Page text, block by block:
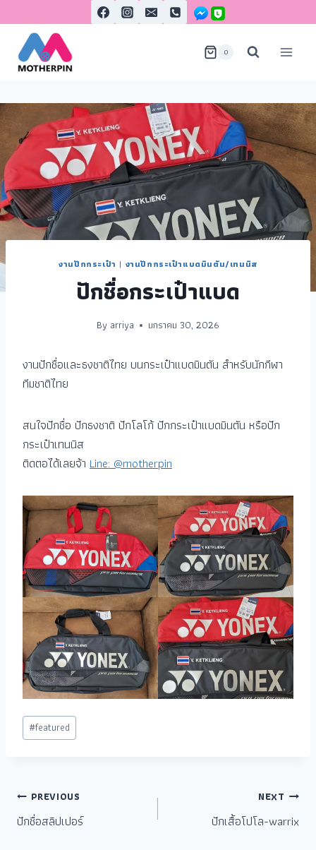
0
งานปักกระเป๋า | งานปักกระเป๋าแบดมินตัน/เทนนิส
ปักชื่อกระเป๋าแบด
By arriya มกราคม 30, 2026
งานปักชื่อและธงชาติไทย บนกระเป๋าแบดมินตัน สำหรับนักกีฬา
ทีมชาติไทย
สนใจปักชื่อ ปักธงชาติ ปักโลโก้ ปักกระเป๋าแบดมินตัน หรือปัก
กระเป๋าเทนนิส
ติดตอได้เลยจ้า Line: @motherpin
#featured
PREVIOUS
ปักชื่อสลิปเปอร์
NEXT
ปักเสื้อโปโล-warrix